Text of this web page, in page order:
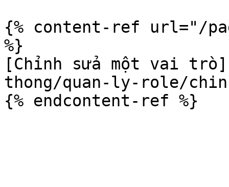
{% content-ref url="/
%}
[Chỉnh sửa một vai
thong/quan-ly-role/